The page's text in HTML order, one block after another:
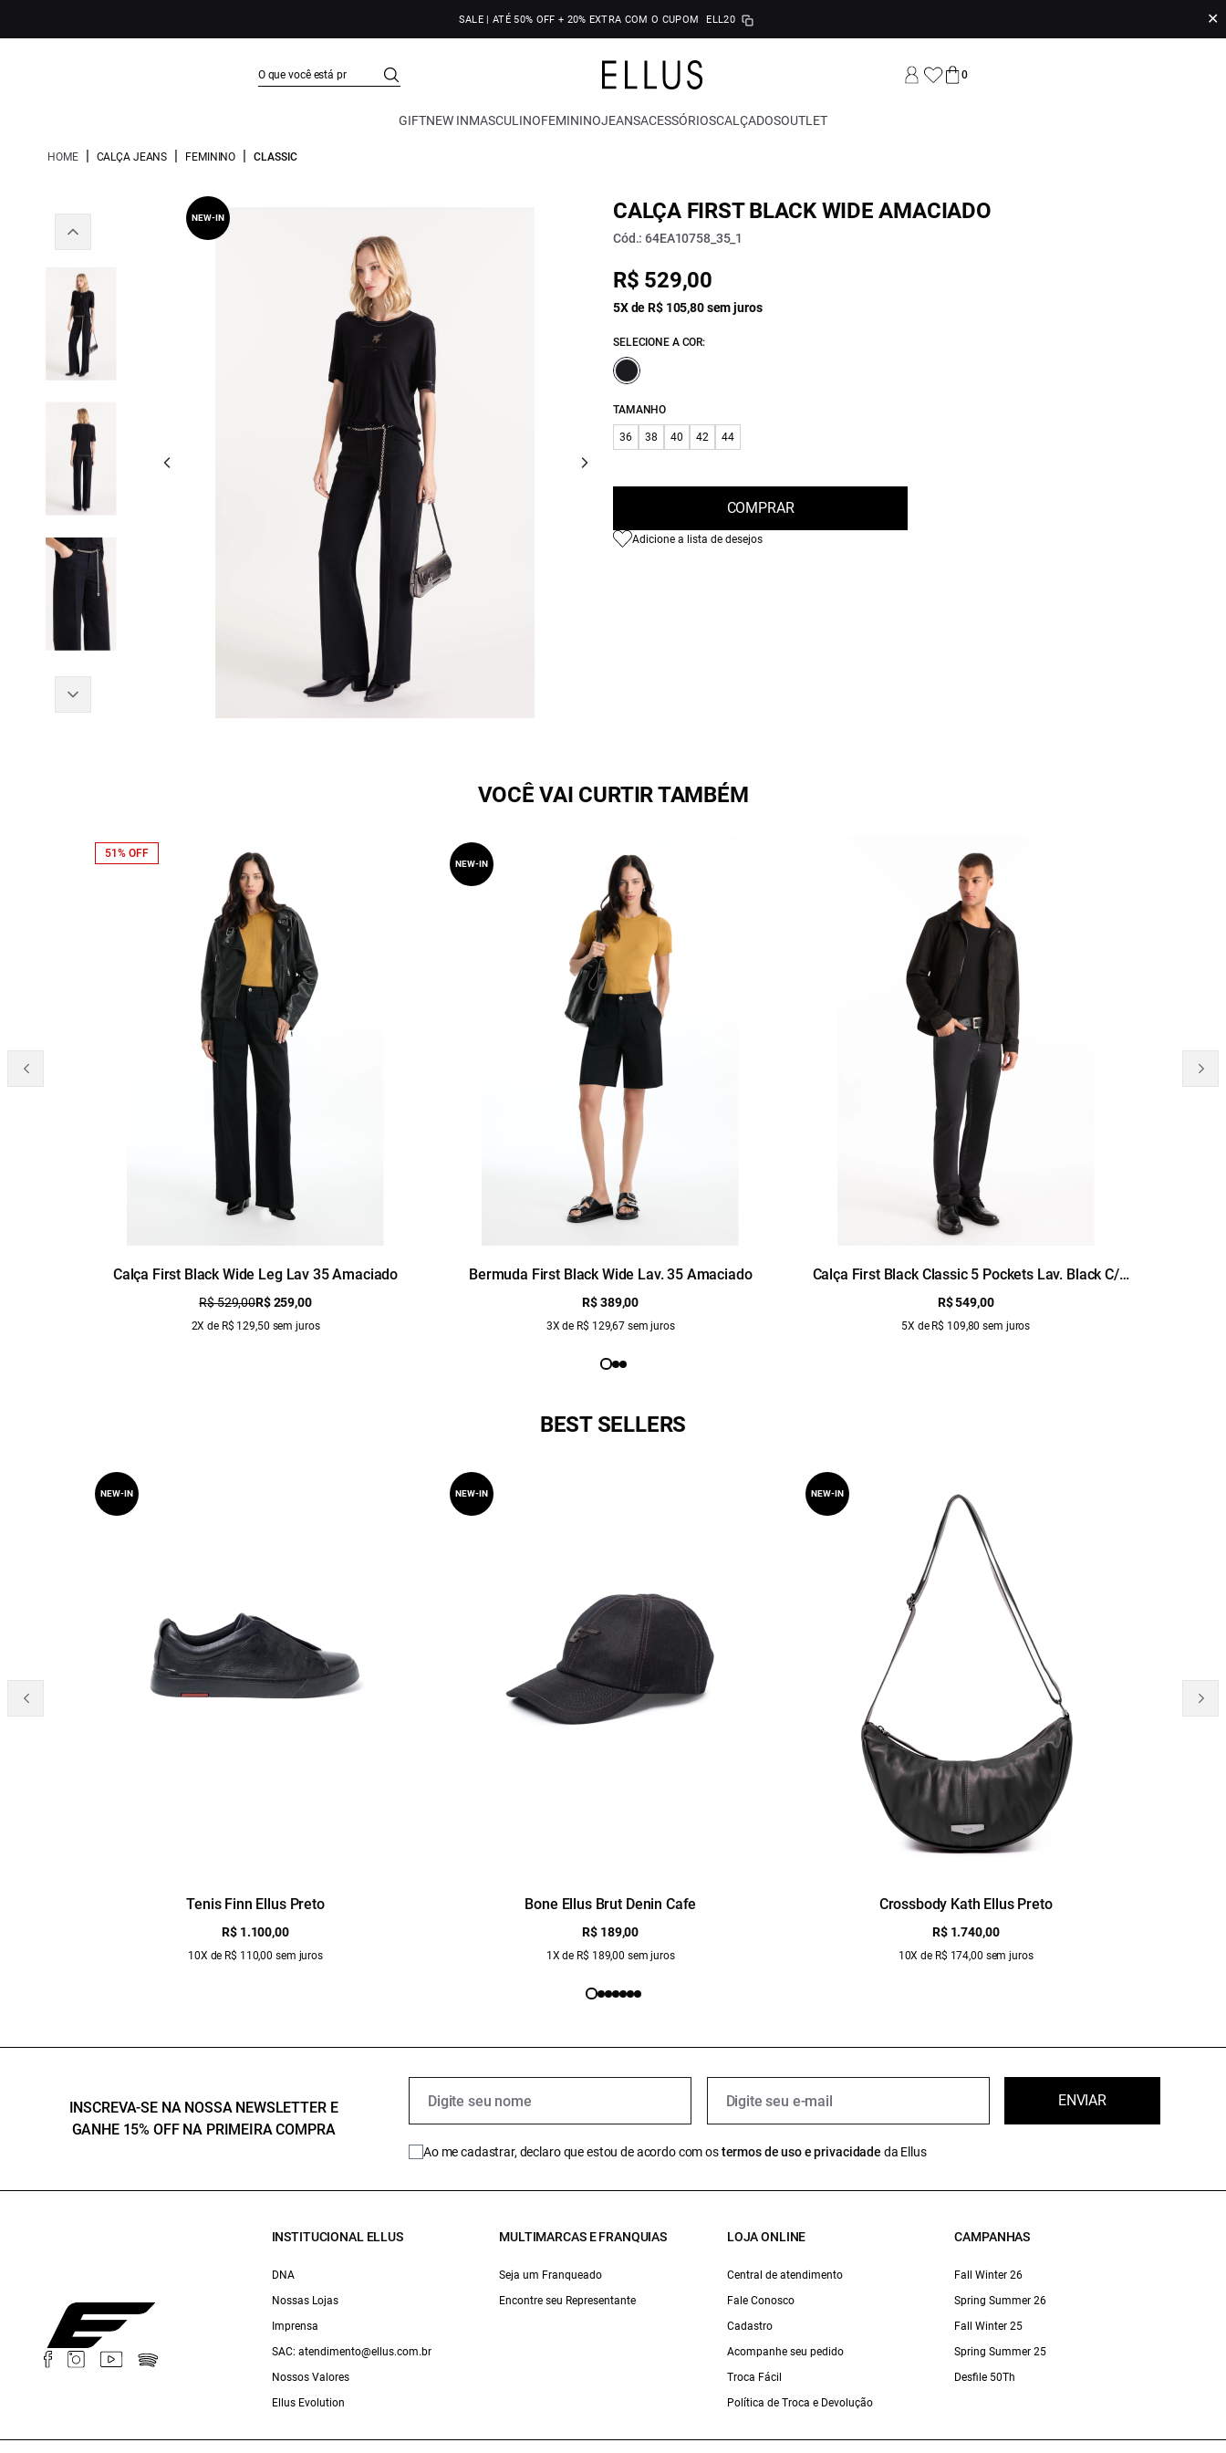
SALE | ATÉ 50% OFF + 20% EXTRA COM O CUPOM ELL20 ✕
0
GIFTNEW INMASCULINOFEMININOJEANSACESSÓRIOSCALÇADOSOUTLET
HOME | CALÇA JEANS | FEMININO | CLASSIC
NEW-IN CALÇA FIRST BLACK WIDE AMACIADO
Cód.: 64EA10758_35_1
R$ 529,00
5X de R$ 105,80 sem juros
SELECIONE A COR:
TAMANHO
36 38 40 42 44
COMPRAR
Adicione a lista de desejos
VOCÊ VAI CURTIR TAMBÉM
Calça First Black Wide Leg Lav 35 Amaciado
R$ 529,00R$ 259,00
2X de R$ 129,50 sem juros
51% OFF
Bermuda First Black Wide Lav. 35 Amaciado
R$ 389,00
3X de R$ 129,67 sem juros
NEW-IN
Calça First Black Classic 5 Pockets Lav. Black C/
Luva
R$ 549,00
5X de R$ 109,80 sem juros
BEST SELLERS
Tenis Finn Ellus Preto
R$ 1.100,00
10X de R$ 110,00 sem juros
NEW-IN
Bone Ellus Brut Denin Cafe
R$ 189,00
1X de R$ 189,00 sem juros
NEW-IN
Crossbody Kath Ellus Preto
R$ 1.740,00
10X de R$ 174,00 sem juros
NEW-IN
INSCREVA-SE NA NOSSA NEWSLETTER E
GANHE 15% OFF NA PRIMEIRA COMPRA
ENVIAR
Ao me cadastrar, declaro que estou de acordo com ostermos de uso e privacidade da Ellus
INSTITUCIONAL ELLUS
DNA
Nossas Lojas
Imprensa
SAC: atendimento@ellus.com.br
Nossos Valores
Ellus Evolution
MULTIMARCAS E FRANQUIAS
Seja um Franqueado
Encontre seu Representante
LOJA ONLINE
Central de atendimento
Fale Conosco
Cadastro
Acompanhe seu pedido
Troca Fácil
Política de Troca e Devolução
CAMPANHAS
Fall Winter 26
Spring Summer 26
Fall Winter 25
Spring Summer 25
Desfile 50Th